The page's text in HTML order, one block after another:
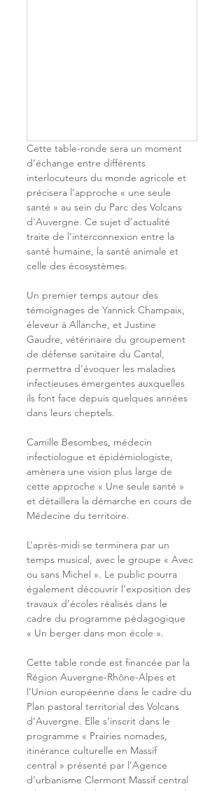
Cette table-ronde sera un moment
d’échange entre différents
interlocuteurs du monde agricole et
précisera l’approche « une seule
santé » au sein du Parc des Volcans
d'Auvergne. Ce sujet d’actualité
traite de l’interconnexion entre la
santé humaine, la santé animale et
celle des écosystèmes.
Un premier temps autour des
témoignages de Yannick Champaix,
éleveur à Allanche, et Justine
Gaudre, vétérinaire du groupement
de défense sanitaire du Cantal,
permettra d’évoquer les maladies
infectieuses émergentes auxquelles
ils font face depuis quelques années
dans leurs cheptels.
Camille Besombes, médecin
infectiologue et épidémiologiste,
amènera une vision plus large de
cette approche « Une seule santé »
et détaillera la démarche en cours de
Médecine du territoire.
L’après-midi se terminera par un
temps musical, avec le groupe « Avec
ou sans Michel ». Le public pourra
également découvrir l’exposition des
travaux d’écoles réalisés dans le
cadre du programme pédagogique
« Un berger dans mon école ».
Cette table ronde est financée par la
Région Auvergne-Rhône-Alpes et
l’Union européenne dans le cadre du
Plan pastoral territorial des Volcans
d’Auvergne. Elle s’inscrit dans le
programme « Prairies nomades,
itinérance culturelle en Massif
central » présenté par l’Agence
d’urbanisme Clermont Massif central